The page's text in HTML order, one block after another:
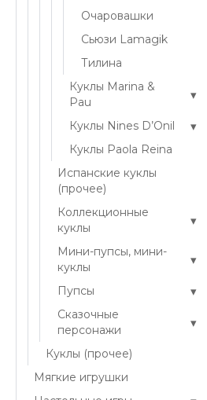
Очаровашки
Сьюзи Lamagik
Тилина
Куклы Marina &
Pau
▾
Куклы Nines D’Onil ▾
Куклы Paola Reina
Испанские куклы
(прочее)
Коллекционные
куклы
▾
Мини-пупсы, мини-
куклы
▾
Пупсы ▾
Сказочные
персонажи
▾
Куклы (прочее)
Мягкие игрушки